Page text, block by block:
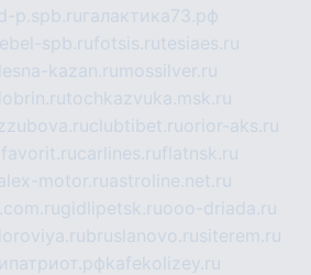
p.spb.ru галактика73.рф
spb.rufotsis.rutesiaes.ru
kazan.ru mossilver.ru
tochkazvuka.msk.ru
clubtibet.ruorior-aks.ru
carlines.ruflatnsk.ru
motor.ruastroline.net.ru
gidlipetsk.ruooo-driada.ru
bruslanovo.rusiterem.ru
kafekolizey.ru